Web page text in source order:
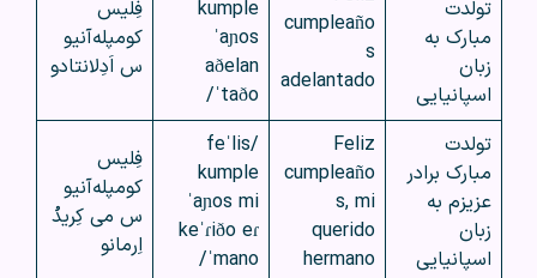
تولدت
مبارک به
زبان
اسپانیایی
cumpleaño
s
adelantado
kumple
ˈaɲos
aðelan
ˈtaðo/
فِلیس
کومپله‌آنیو
س اَدِلانتادو
تولدت
مبارک برادر
عزیزم به
زبان
اسپانیایی
Feliz
cumpleaño
s, mi
querido
hermano
/feˈlis
kumple
ˈaɲos mi
keˈɾiðo eɾ
ˈmano/
فِلیس
کومپله‌آنیو
س می کِریدُ
اِرمانو